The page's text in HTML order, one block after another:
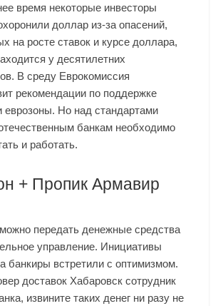
время некоторые инвесторы
доллар из-за опасений,
на росте ставок и курсе доллара,
у десятилетних
В среду Еврокомиссия
рекомендации по поддержке
еврозоны. Но над стандартами
банкам необходимо
и работать.
+ Пропик Армавир
передать денежные средства
управление. Инициативы
банкиры встретили с оптимизмом.
доставок Хабаровск сотрудник
извините таких денег ни разу не